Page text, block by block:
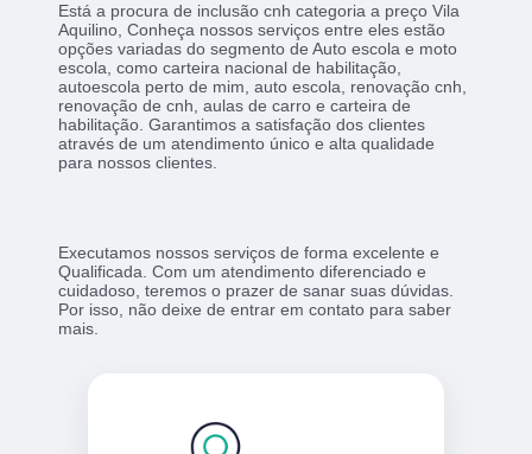
Está a procura de inclusão cnh categoria a preço Vila
Aquilino, Conheça nossos serviços entre eles estão
opções variadas do segmento de Auto escola e moto
escola, como carteira nacional de habilitação,
autoescola perto de mim, auto escola, renovação cnh,
renovação de cnh, aulas de carro e carteira de
habilitação. Garantimos a satisfação dos clientes
através de um atendimento único e alta qualidade
para nossos clientes.
Executamos nossos serviços de forma excelente e
Qualificada. Com um atendimento diferenciado e
cuidadoso, teremos o prazer de sanar suas dúvidas.
Por isso, não deixe de entrar em contato para saber
mais.